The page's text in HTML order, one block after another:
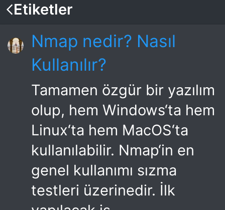
Etiketler
Nmap nedir? Nasıl
Kullanılır?
Tamamen özgür bir yazılım
olup, hem Windows‘ta hem
Linux‘ta hem MacOS‘ta
kullanılabilir. Nmap‘in en
genel kullanımı sızma
testleri üzerinedir. İlk